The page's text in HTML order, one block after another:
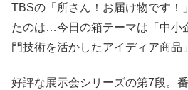
TBSの「所さん！お届け物です！
たのは…今日の箱テーマは「中小
門技術を活かしたアイディア商品
好評な展示会シリーズの第7段。